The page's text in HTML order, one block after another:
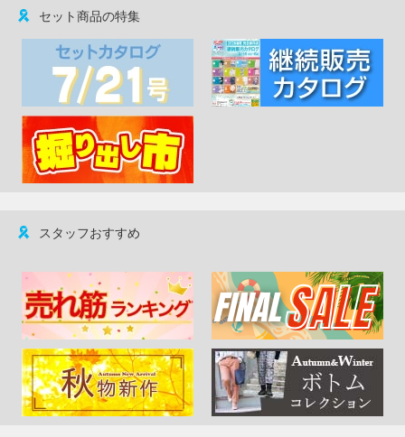
セット商品の特集
スタッフおすすめ